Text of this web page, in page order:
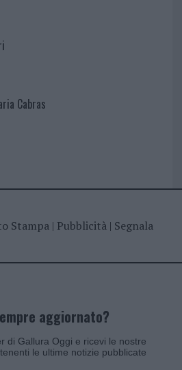
Cabras
Stampa| Pubblicità| Segnala
aggiornato?
di Gallura Oggi e ricevi le nostre
le ultime notizie pubblicate